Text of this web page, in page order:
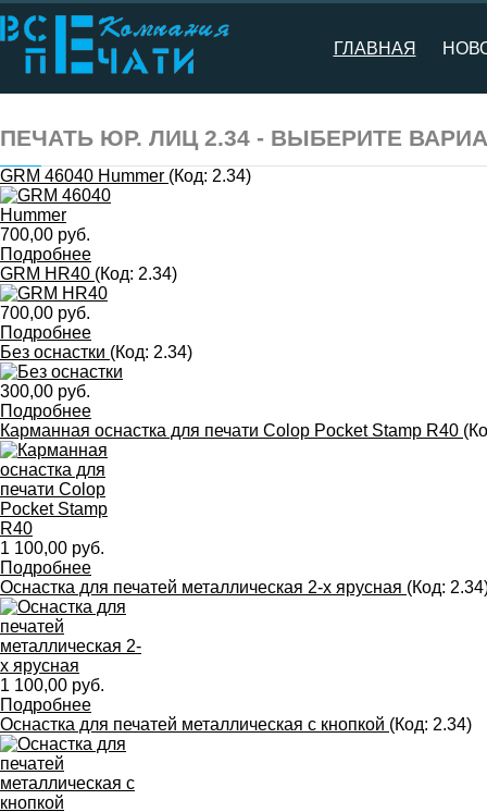
ГЛАВНАЯ
ПЕЧАТЬ ЮР. ЛИЦ 2.34 - ВЫБЕРИТЕ
GRM 46040 Hummer (Код: 2.34)
700,00 руб.
Подробнее
GRM HR40 (Код: 2.34)
700,00 руб.
Подробнее
Без оснастки (Код: 2.34)
300,00 руб.
Подробнее
Карманная оснастка для печати Colop Pocket Stamp R40
1 100,00 руб.
Подробнее
Оснастка для печатей металлическая 2-х ярусная (Код: 2.34
1 100,00 руб.
Подробнее
Оснастка для печатей металлическая с кнопкой (Код: 2.34)